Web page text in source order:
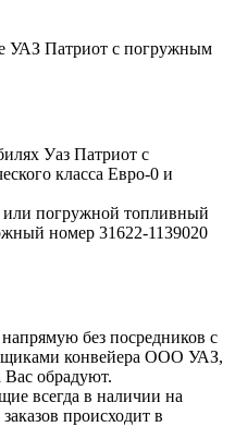
УАЗ Патриот с погружным
Уаз Патриот с
класса Евро-0 и
или погружной топливный
номер 31622-1139020
без посредников с
конвейера ООО УАЗ,
обрадуют.
всегда в наличии на
происходит в